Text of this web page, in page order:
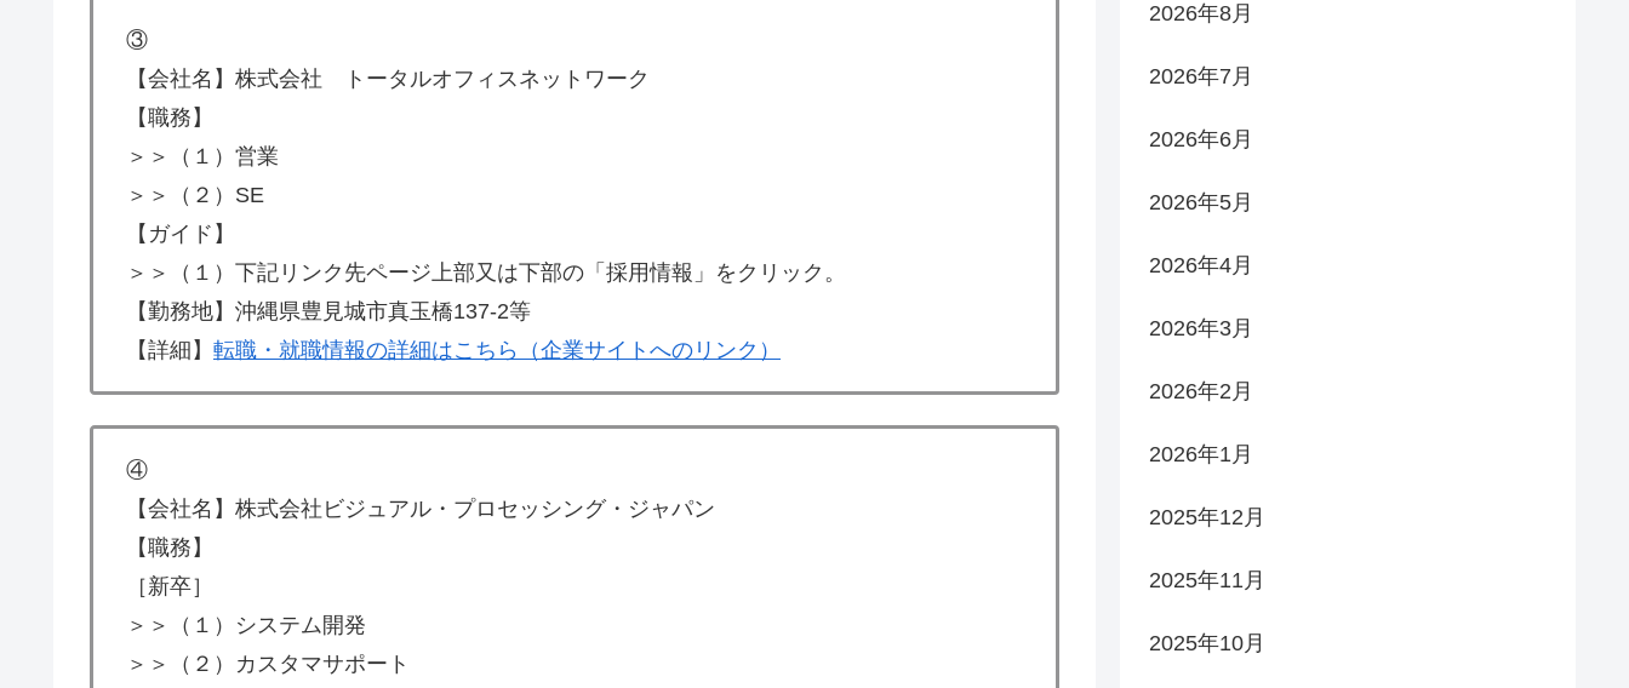
③
【会社名】株式会社 トータルオフィスネットワーク
【職務】
＞＞（１）営業
＞＞（２）SE
【ガイド】
＞＞（１）下記リンク先ページ上部又は下部の「採用情報」をクリック。
【勤務地】沖縄県豊見城市真玉橋137-2等
【詳細】 転職・就職情報の詳細はこちら（企業サイトへのリンク）
④
【会社名】株式会社ビジュアル・プロセッシング・ジャパン
【職務】
［新卒］
＞＞（１）システム開発
＞＞（２）カスタマサポート
2026年8月
2026年7月
2026年6月
2026年5月
2026年4月
2026年3月
2026年2月
2026年1月
2025年12月
2025年11月
2025年10月